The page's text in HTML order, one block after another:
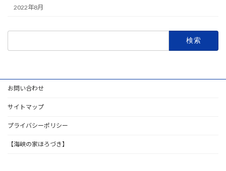
2022年8月
お問い合わせ
サイトマップ
プライバシーポリシー
【海峡の家ほろづき】